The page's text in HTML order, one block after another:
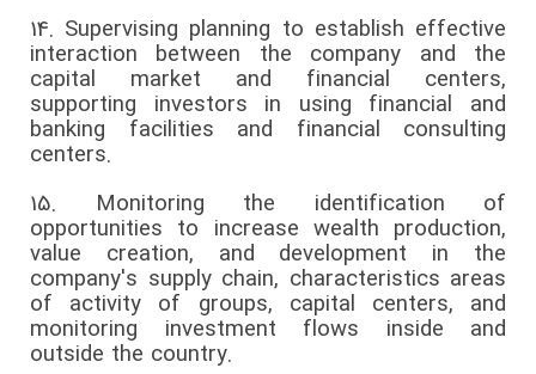
14. Supervising planning to establish effective
interaction between the company and the
capital market and financial centers,
supporting investors in using financial and
banking facilities and financial consulting
centers.
15. Monitoring the identification of
opportunities to increase wealth production,
value creation, and development in the
company's supply chain, characteristics areas
of activity of groups, capital centers, and
monitoring investment flows inside and
outside the country.